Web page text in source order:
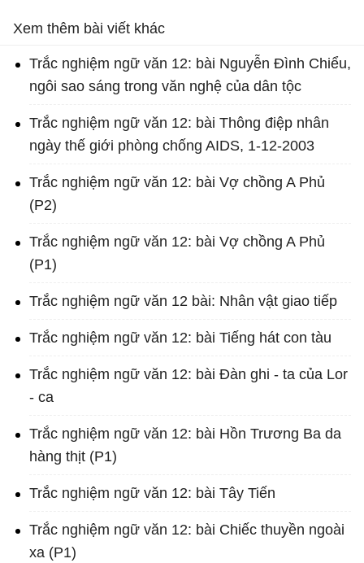
Xem thêm bài viết khác
Trắc nghiệm ngữ văn 12: bài Nguyễn Đình Chiểu,
ngôi sao sáng trong văn nghệ của dân tộc
Trắc nghiệm ngữ văn 12: bài Thông điệp nhân
ngày thế giới phòng chống AIDS, 1-12-2003
Trắc nghiệm ngữ văn 12: bài Vợ chồng A Phủ
(P2)
Trắc nghiệm ngữ văn 12: bài Vợ chồng A Phủ
(P1)
Trắc nghiệm ngữ văn 12 bài: Nhân vật giao tiếp
Trắc nghiệm ngữ văn 12: bài Tiếng hát con tàu
Trắc nghiệm ngữ văn 12: bài Đàn ghi - ta của Lor
- ca
Trắc nghiệm ngữ văn 12: bài Hồn Trương Ba da
hàng thịt (P1)
Trắc nghiệm ngữ văn 12: bài Tây Tiến
Trắc nghiệm ngữ văn 12: bài Chiếc thuyền ngoài
xa (P1)